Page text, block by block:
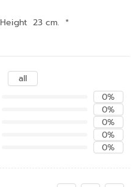
Height 23 cm. *
all
0%
0%
0%
0%
0%